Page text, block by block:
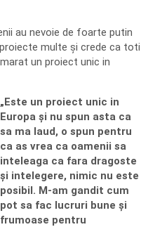
au nevoie de foarte putin
multe și crede ca toti
un proiect unic in
„Este un proiect unic in
Europa și nu spun asta ca
sa ma laud, o spun pentru
ca as vrea ca oamenii sa
inteleaga ca fara dragoste
și intelegere, nimic nu este
posibil. M-am gandit cum
pot sa fac lucruri bune și
frumoase pentru